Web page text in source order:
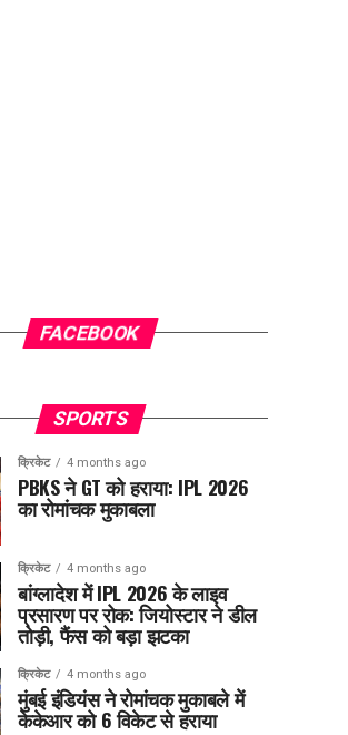
FACEBOOK
SPORTS
क्रिकेट 4 months ago
PBKS ने GT को हराया: IPL 2026
का रोमांचक मुकाबला
क्रिकेट 4 months ago
बांग्लादेश में IPL 2026 के लाइव
प्रसारण पर रोक: जियोस्टार ने डील
तोड़ी, फैंस को बड़ा झटका
क्रिकेट 4 months ago
मुंबई इंडियंस ने रोमांचक मुकाबले में
केकेआर को 6 विकेट से हराया